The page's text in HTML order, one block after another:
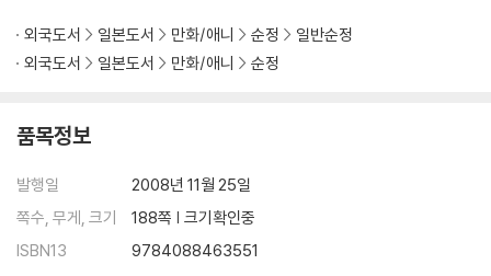
외국도서 일본도서 만화/애니 순정
일반순정
외국도서
일본도서 만화/애니 순정
품목정보
발행일
2008년 11월 25일
쪽수, 무게, 크기
188쪽 | 크기확인중
ISBN13
9784088463551